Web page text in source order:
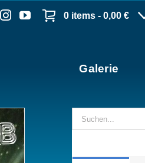
0 items - 0,00 €
Galerie